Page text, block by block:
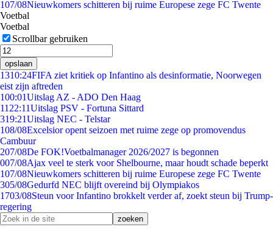
107/08Nieuwkomers schitteren bij ruime Europese zege FC Twente
Voetbal
Voetbal
Scrollbar gebruiken
opslaan
1310:24FIFA ziet kritiek op Infantino als desinformatie, Noorwegen
eist zijn aftreden
100:01Uitslag AZ - ADO Den Haag
11 22:11Uitslag PSV - Fortuna Sittard
319:21Uitslag NEC - Telstar
108/08Excelsior opent seizoen met ruime zege op promovendus
Cambuur
207/08De FOK!Voetbalmanager 2026/2027 is begonnen
007/08Ajax veel te sterk voor Shelbourne, maar houdt schade beperkt
107/08Nieuwkomers schitteren bij ruime Europese zege FC Twente
305/08Gedurfd NEC blijft overeind bij Olympiakos
1703/08Steun voor Infantino brokkelt verder af, zoekt steun bij Trump-
regering